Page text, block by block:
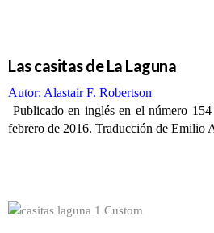
Las casitas de La Laguna
Autor: Alastair F. Robertson
Publicado en inglés en el número 154
febrero de 2016. Traducción de Emilio